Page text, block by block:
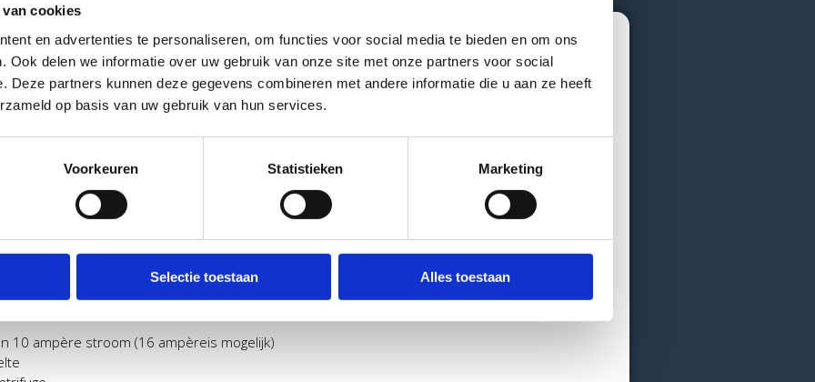
cookies
en advertenties te personaliseren, om functies voor social media te bieden en om ons
Ook delen we informatie over uw gebruik van onze site met onze partners voor social
Deze partners kunnen deze gegevens combineren met andere informatie die u aan ze heeft
op basis van uw gebruik van hun services.
Voorkeuren Statistieken Marketing
Selectie toestaan Alles toestaan
op een gezellige camping. Kom dan gerust een kijkje nemen bij Camping “Bij de
tegenover het natuurgebied ’t Wierdense veld. Naast 40 toeristische plekken hebben we 13
kavel, neem gerust contact met ons op. Als u vooraf even belt, zorgen wij dat de koffie klaar
stroom, gas en een vast rioolaansluiting
10 ampère stroom (16 ampèreis mogelijk)